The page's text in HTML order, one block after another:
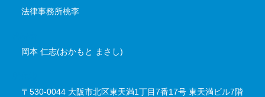
法律事務所桃李
岡本 仁志(おかもと まさし)
〒530-0044 大阪市北区東天満1丁目7番17号 東天満ビル7階